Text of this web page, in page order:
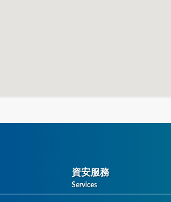
資安服務
Services